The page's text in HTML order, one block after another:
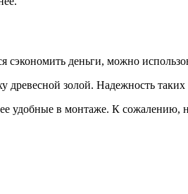
сэкономить деньги, можно
золой. Надежность
удобные в монтаже. К